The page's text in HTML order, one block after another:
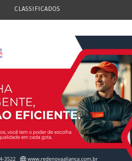
CLASSIFICADOS